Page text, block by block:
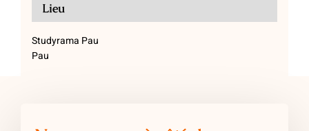
Lieu
Studyrama Pau
Pau